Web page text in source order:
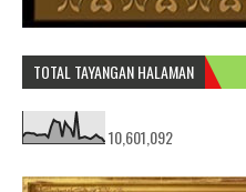
TOTAL TAYANGAN HALAMAN
10,601,092